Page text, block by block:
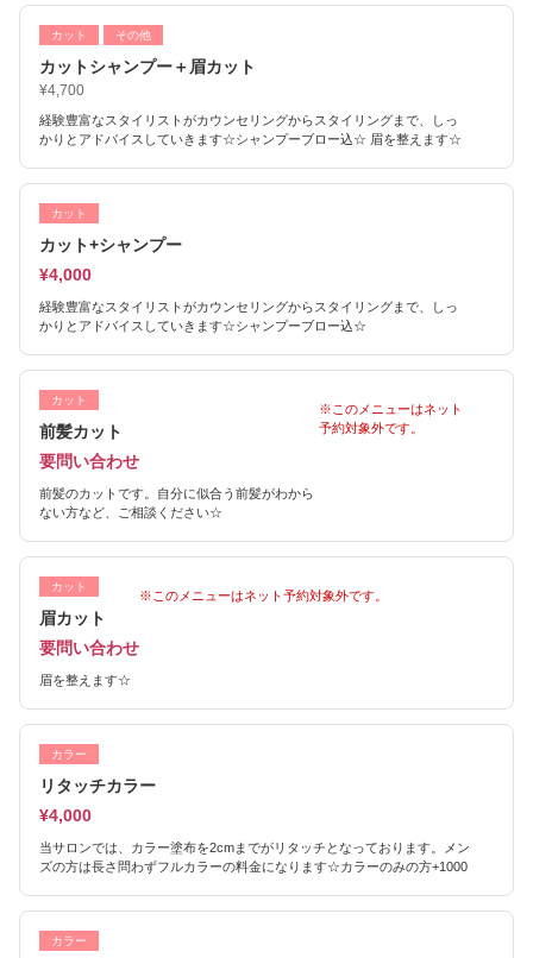
カット その他
カットシャンプー＋眉カット
¥4,700
経験豊富なスタイリストがカウンセリングからスタイリングまで、しっ
かりとアドバイスしていきます☆シャンプーブロー込☆ 眉を整えます☆
カット
カット+シャンプー
¥4,000
経験豊富なスタイリストがカウンセリングからスタイリングまで、しっ
かりとアドバイスしていきます☆シャンプーブロー込☆
カット
前髪カット
要問い合わせ
前髪のカットです。自分に似合う前髪がわから
ない方など、ご相談ください☆
※このメニューはネット
予約対象外です。
カット
眉カット
要問い合わせ
眉を整えます☆
※このメニューはネット予約対象外です。
カラー
リタッチカラー
¥4,000
当サロンでは、カラー塗布を2cmまでがリタッチとなっております。メン
ズの方は長さ問わずフルカラーの料金になります☆カラーのみの方+1000
カラー